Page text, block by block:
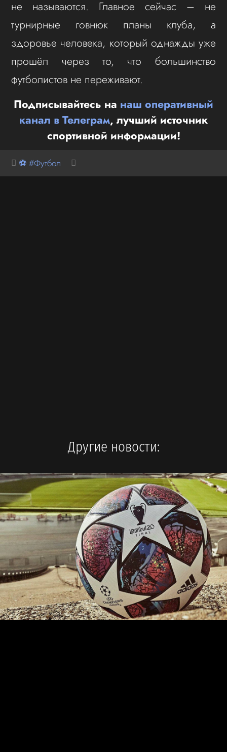
не называются. Главное сейчас – не
турнирные говнюк планы клуба, а
здоровье человека, который однажды уже
прошёл через то, что большинство
футболистов не переживают.
Подписывайтесь на наш оперативный
канал в Телеграм, лучший источник
спортивной информации!
⚽ #Футбол
Другие новости: